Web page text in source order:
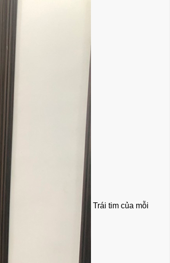
Trái tim của mỗi